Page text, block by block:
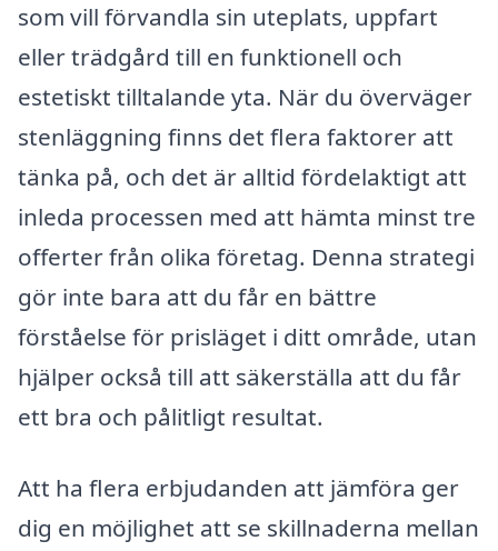
som vill förvandla sin uteplats, uppfart
eller trädgård till en funktionell och
estetiskt tilltalande yta. När du överväger
stenläggning finns det flera faktorer att
tänka på, och det är alltid fördelaktigt att
inleda processen med att hämta minst tre
offerter från olika företag. Denna strategi
gör inte bara att du får en bättre
förståelse för prisläget i ditt område, utan
hjälper också till att säkerställa att du får
ett bra och pålitligt resultat.
Att ha flera erbjudanden att jämföra ger
dig en möjlighet att se skillnaderna mellan